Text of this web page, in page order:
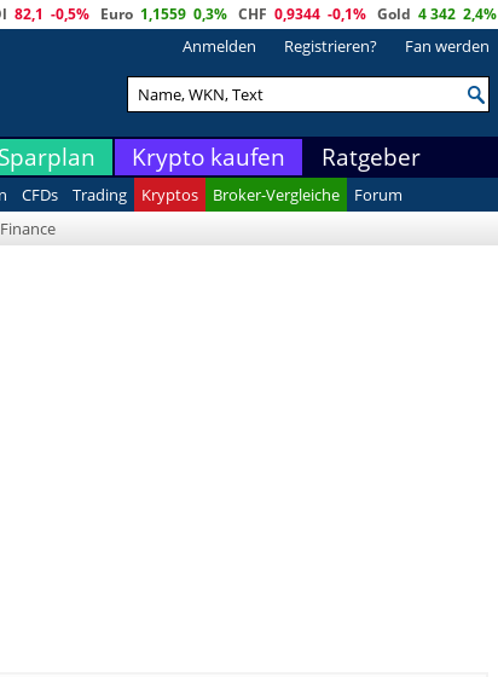
82,1 -0,5% Euro 1,1559 0,3% CHF 0,9344 -0,1% Gold 4 342 2,4%
Anmelden Registrieren? Fan werden
Krypto kaufen Ratgeber
CFDs Trading Kryptos Broker-Vergleiche
Forum